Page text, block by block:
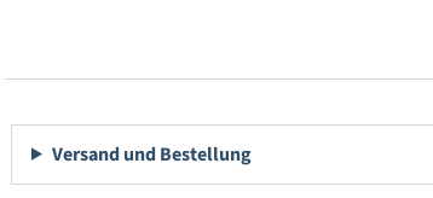
Versand und Bestellung